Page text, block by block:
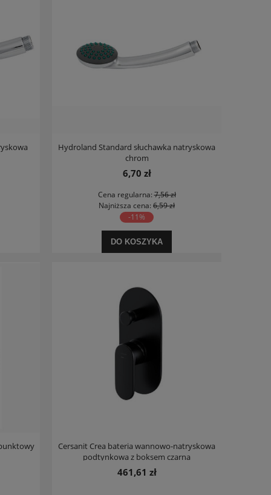
Hydroland Standard słuchawka natryskowa
chrom
6,70 zł
Cena regularna:7,56 zł
Najniższa cena: 6,59 zł
-11%
DO KOSZYKA
Cersanit Crea bateria wannowo-natryskowa
podtynkowa z boksem czarna
461,61 zł